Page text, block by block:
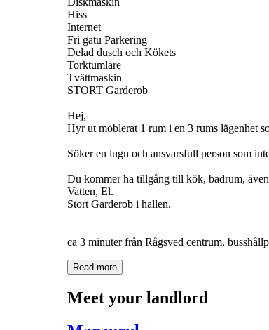
Hiss
Internet
Fri gatu Parkering
Delad dusch och Kökets
Torktumlare
Tvättmaskin
STORT Garderob
Hej,
Hyr ut möblerat 1 rum i en 3 rums lägenhet
Söker en lugn och ansvarsfull person som
Du kommer ha tillgång till kök, badrum,
Vatten, El.
Stort Garderob i hallen.
ca 3 minuter från Rågsved centrum,
Read more
Meet your landlord